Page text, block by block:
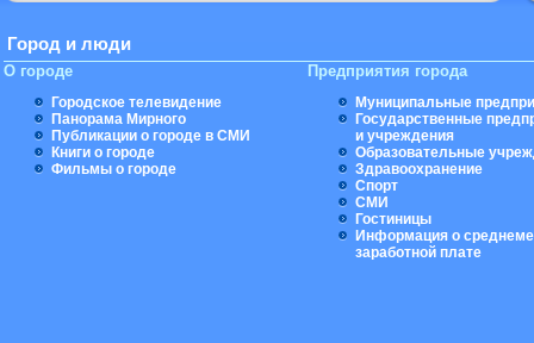
Город и люди
О городе
Городское телевидение
Панорама Мирного
Публикации о городе в СМИ
Книги о городе
Фильмы о городе
Предприятия города
Муниципальные
Государственные
и учреждения
Образовательные
Здравоохранение
Спорт
СМИ
Гостиницы
Информация о
заработной плате